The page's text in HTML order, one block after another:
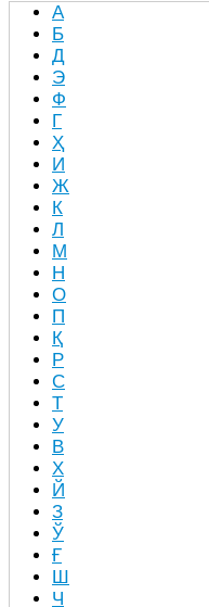
А
Б
Д
Э
Ф
Г
Ҳ
И
Ж
К
Л
М
Н
О
П
Қ
Р
С
Т
У
В
Х
Й
З
Ў
Ғ
Ш
Ч